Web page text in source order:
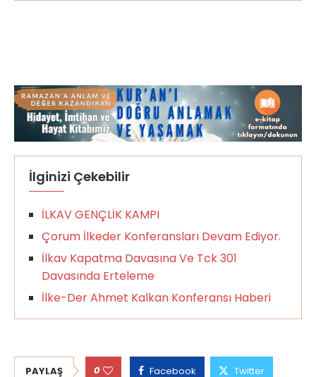
İlginizi Çekebilir
İLKAV GENÇLİK KAMPI
Çorum İlkeder Konferansları Devam Ediyor.
İlkav Kapatma Davasına Ve Tck 301
Davasında Erteleme
İlke-Der Ahmet Kalkan Konferansı Haberi
PAYLAŞ 0 Facebook Twitter